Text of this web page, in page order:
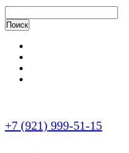
+7 (921) 999-51-15